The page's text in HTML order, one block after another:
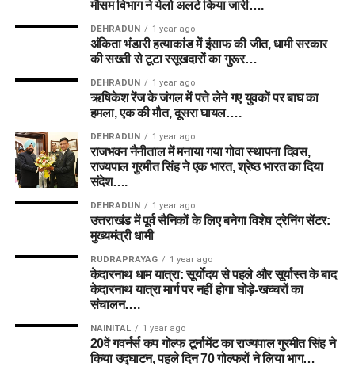
मौसम विभाग ने येलो अलर्ट किया जारी….
DEHRADUN 1 year ago
अंकिता भंडारी हत्याकांड में इंसाफ की जीत, धामी सरकार
की सख्ती से टूटा रसूखदारों का गुरूर…
DEHRADUN 1 year ago
ऋषिकेश रेंज के जंगल में पत्ते लेने गए युवकों पर बाघ का
हमला, एक की मौत, दूसरा घायल….
DEHRADUN 1 year ago
राजभवन नैनीताल में मनाया गया गोवा स्थापना दिवस,
राज्यपाल गुरमीत सिंह ने एक भारत, श्रेष्ठ भारत का दिया
संदेश….
DEHRADUN 1 year ago
उत्तराखंड में पूर्व सैनिकों के लिए बनेगा विशेष ट्रेनिंग सेंटर:
मुख्यमंत्री धामी
RUDRAPRAYAG 1 year ago
केदारनाथ धाम यात्रा: सूर्योदय से पहले और सूर्यास्त के बाद
केदारनाथ यात्रा मार्ग पर नहीं होगा घोड़े-खच्चरों का
संचालन….
NAINITAL 1 year ago
20वें गवर्नर्स कप गोल्फ टूर्नामेंट का राज्यपाल गुरमीत सिंह ने
किया उद्घाटन, पहले दिन 70 गोल्फरों ने लिया भाग…